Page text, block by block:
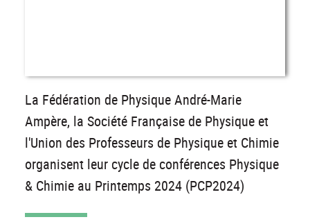
La Fédération de Physique André-Marie
Ampère, la Société Française de Physique et
l'Union des Professeurs de Physique et Chimie
organisent leur cycle de conférences Physique
& Chimie au Printemps 2024 (PCP2024)